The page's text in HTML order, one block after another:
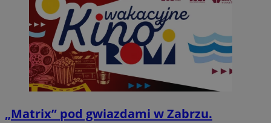
„Matrix” pod gwiazdami w Zabrzu.